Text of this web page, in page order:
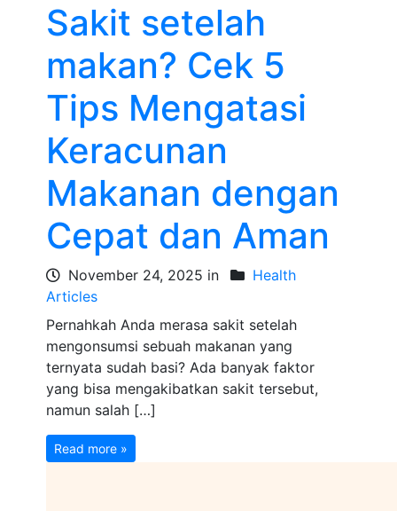
Sakit setelah
makan? Cek 5
Tips Mengatasi
Keracunan
Makanan dengan
Cepat dan Aman
November 24, 2025 in
Health
Articles
Pernahkah Anda merasa sakit setelah
mengonsumsi sebuah makanan yang
ternyata sudah basi? Ada banyak faktor
yang bisa mengakibatkan sakit tersebut,
namun salah […]
Read more »